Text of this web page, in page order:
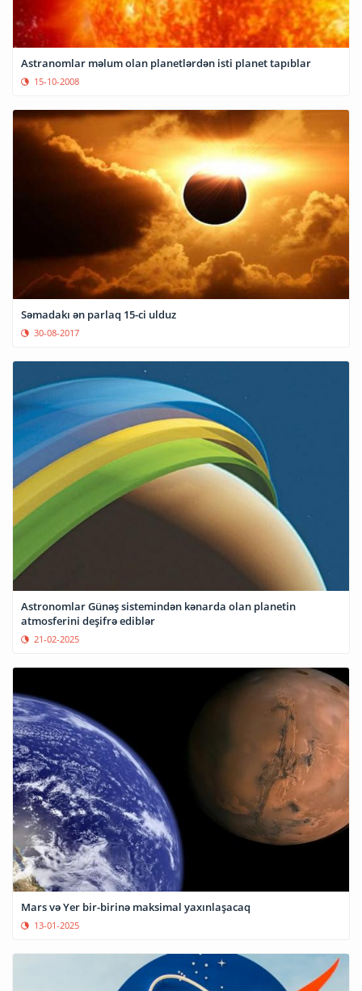
Astranomlar məlum olan planetlərdən isti planet tapıblar
15-10-2008
Səmadakı ən parlaq 15-ci ulduz
30-08-2017
Astronomlar Günəş sistemindən kənarda olan planetin
atmosferini deşifrə ediblər
21-02-2025
Mars və Yer bir-birinə maksimal yaxınlaşacaq
13-01-2025